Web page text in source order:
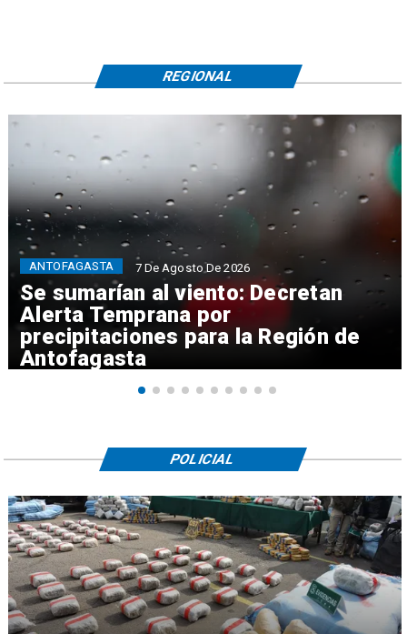
Se sumarían al viento: Decretan
Alerta Temprana por
precipitaciones para la Región de
Antofagasta
ANTOFAGASTA 7 De Agosto De 2026
REGIONAL
POLICIAL